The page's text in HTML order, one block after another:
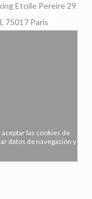
Etoile Pereire 29
75017 Paris
las cookies de
datos de navegación y